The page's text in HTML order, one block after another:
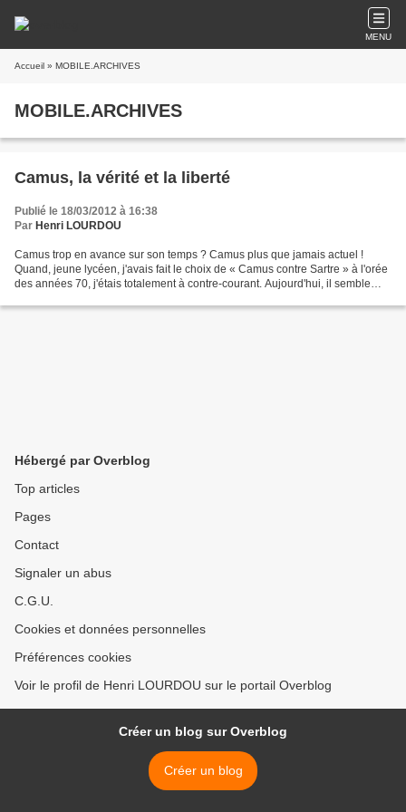
MENU
Accueil » MOBILE.ARCHIVES
MOBILE.ARCHIVES
Camus, la vérité et la liberté
Publié le 18/03/2012 à 16:38
Par Henri LOURDOU
Camus trop en avance sur son temps ? Camus plus que jamais actuel !
Quand, jeune lycéen, j'avais fait le choix de « Camus contre Sartre » à l'orée
des années 70, j'étais totalement à contre-courant. Aujourd'hui, il semble
Hébergé par Overblog
Top articles
Pages
Contact
Signaler un abus
C.G.U.
Cookies et données personnelles
Préférences cookies
Voir le profil de Henri LOURDOU sur le portail Overblog
Créer un blog sur Overblog
Créer un blog